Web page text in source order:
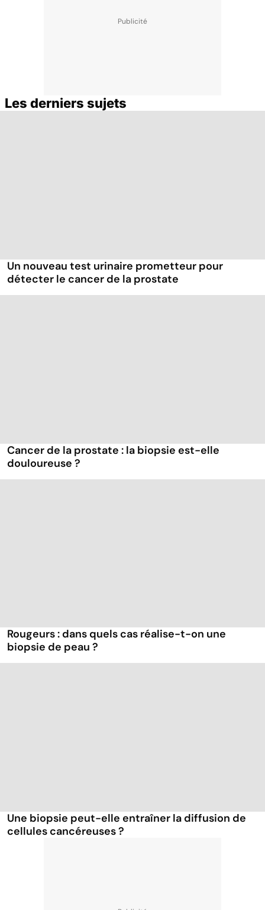
Les derniers sujets
Un nouveau test urinaire prometteur pour
détecter le cancer de la prostate
Cancer de la prostate : la biopsie est-elle
douloureuse ?
Rougeurs : dans quels cas réalise-t-on une
biopsie de peau ?
Une biopsie peut-elle entraîner la diffusion de
cellules cancéreuses ?